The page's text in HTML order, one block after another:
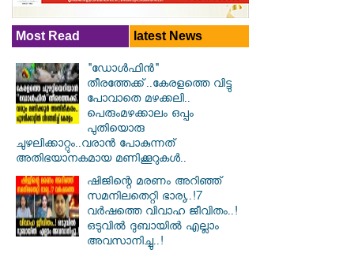
Most Read latest News
"ഡോൾഫിൻ"
തീരത്തേക്ക്..കേരളത്തെ വിട്ടു
പോവാതെ മഴക്കലി..
പെരുംമഴക്കാലം ഒപ്പം
പുതിയൊരു
ചുഴലിക്കാറ്റും..വരാൻ പോകുന്നത്
അതിഭയാനകമായ മണിക്കൂറുകൾ..
ഷിജിന്റെ മരണം അറിഞ്ഞ്
സമനിലതെറ്റി ഭാര്യ..!7
വർഷത്തെ വിവാഹ ജീവിതം..!
ഒടുവിൽ ദുബായിൽ എല്ലാം
അവസാനിച്ചു..!